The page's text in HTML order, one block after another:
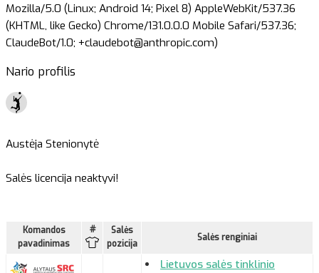
Mozilla/5.0 (Linux; Android 14; Pixel 8) AppleWebKit/537.36
(KHTML, like Gecko) Chrome/131.0.0.0 Mobile Safari/537.36;
ClaudeBot/1.0; +claudebot@anthropic.com)
Nario profilis
Austėja Stenionytė
Salės licencija neaktyvi!
Komandos
pavadinimas
#
Salės
pozicija
Salės renginiai
Lietuvos salės tinklinio